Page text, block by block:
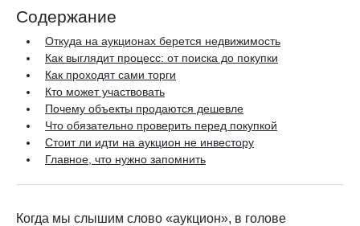
Содержание
Откуда на аукционах берется недвижимость
Как выглядит процесс: от поиска до покупки
Как проходят сами торги
Кто может участвовать
Почему объекты продаются дешевле
Что обязательно проверить перед покупкой
Стоит ли идти на аукцион не инвестору
Главное, что нужно запомнить
Когда мы слышим слово «аукцион», в голове